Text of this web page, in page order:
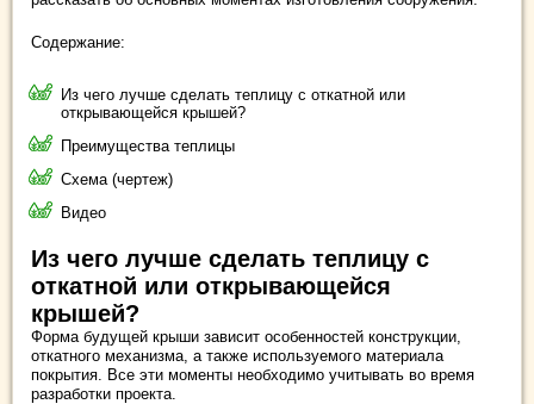
Содержание:
Из чего лучше сделать теплицу с откатной или
открывающейся крышей?
Преимущества теплицы
Схема (чертеж)
Видео
Из чего лучше сделать теплицу с
откатной или открывающейся
крышей?
Форма будущей крыши зависит особенностей конструкции,
откатного механизма, а также используемого материала
покрытия. Все эти моменты необходимо учитывать во время
разработки проекта.